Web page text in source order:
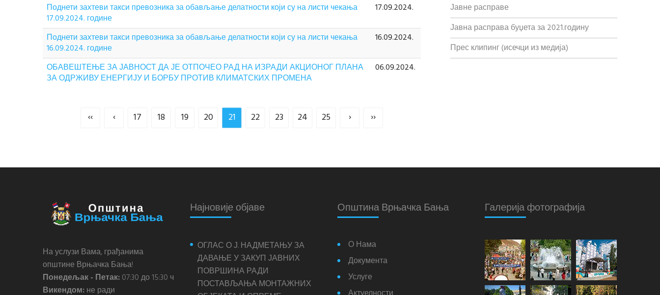
Поднети захтеви такси превозника за обављање делатности који су на листи чекања
17.09.2024. године
17.09.2024.
Поднети захтеви такси превозника за обављање делатности који су на листи чекања
16.09.2024. године
16.09.2024.
ОБАВЕШТЕЊЕ ЗА ЈАВНОСТ ДА ЈЕ ОТПОЧЕО РАД НА ИЗРАДИ АКЦИОНОГ ПЛАНА
ЗА ОДРЖИВУ ЕНЕРГИЈУ И БОРБУ ПРОТИВ КЛИМАТСКИХ ПРОМЕНА
06.09.2024.
‹‹ ‹ 17 18 19 20 21 22 23 24 25 › ››
Јавне расправе
Јавна расправа буџета за 2021.годину
Прес клипинг (исечци из медија)
На услузи Вама, грађанима
општине Врњачка Бања!
Понедељак - Петак:07:30 до 15:30 ч
Викендом:не ради
Најновије објаве
ОГЛАС О Ј. НАДМЕТАЊУ ЗА
ДАВАЊЕ У ЗАКУП ЈАВНИХ
ПОВРШИНА РАДИ
ПОСТАВЉАЊА МОНТАЖНИХ
Општина Врњачка Бања
О Нама
Документа
Услуге
Галерија фотографија